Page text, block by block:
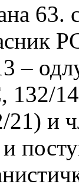
63.
–
21) и